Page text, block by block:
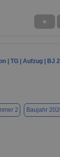
★
| TG | Aufzug | BJ
2 Baujahr